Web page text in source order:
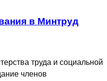
в Минтруд
труда и социальной
членов